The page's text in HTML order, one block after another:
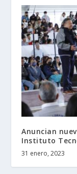
Anuncian
Instituto
31 enero, 2023